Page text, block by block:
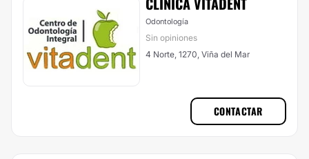
Odontología
Sin opiniones
4 Norte, 1270, Viña del Mar
CONTACTAR